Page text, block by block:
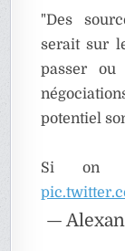
"Des
serait sur
passer
potentiel
Si on
—